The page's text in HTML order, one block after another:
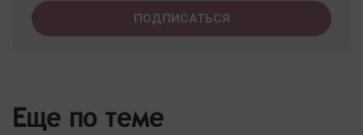
Еще по теме